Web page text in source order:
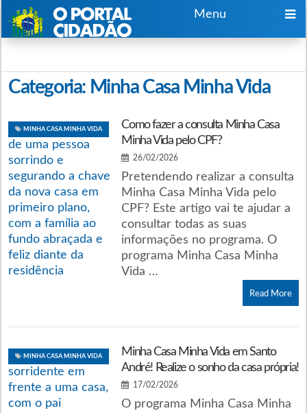
Menu
Categoria: Minha Casa Minha Vida
MINHA CASA MINHA VIDA
Como fazer a consulta Minha Casa
Minha Vida pelo CPF?
26/02/2026
Pretendendo realizar a consulta
Minha Casa Minha Vida pelo
CPF? Este artigo vai te ajudar a
consultar todas as suas
informações no programa. O
programa Minha Casa Minha
Vida …
Read More
MINHA CASA MINHA VIDA
Minha Casa Minha Vida em Santo
André! Realize o sonho da casa própria!
17/02/2026
O programa Minha Casa Minha